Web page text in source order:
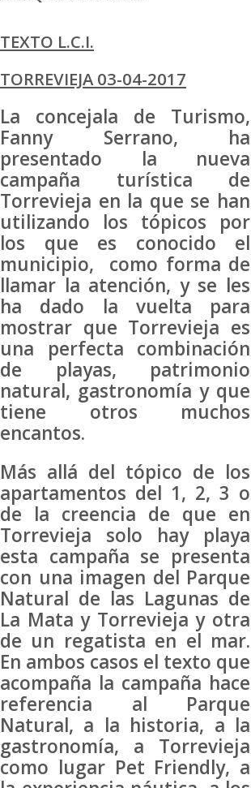
TEXTO L.C.I.
TORREVIEJA 03-04-2017
La concejala de Turismo,
Fanny Serrano, ha
presentado la nueva
campaña turística de
Torrevieja en la que se han
utilizando los tópicos por
los que es conocido el
municipio, como forma de
llamar la atención, y se les
ha dado la vuelta para
mostrar que Torrevieja es
una perfecta combinación
de playas, patrimonio
natural, gastronomía y que
tiene otros muchos
encantos.
Más allá del tópico de los
apartamentos del 1, 2, 3 o
de la creencia de que en
Torrevieja solo hay playa
esta campaña se presenta
con una imagen del Parque
Natural de las Lagunas de
La Mata y Torrevieja y otra
de un regatista en el mar.
En ambos casos el texto que
acompaña la campaña hace
referencia al Parque
Natural, a la historia, a la
gastronomía, a Torrevieja
como lugar Pet Friendly, a